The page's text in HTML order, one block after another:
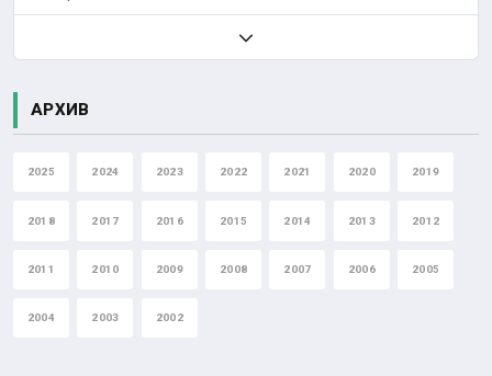
АРХИВ
2025 2024 2023 2022 2021 2020 2019
2018 2017 2016 2015 2014 2013 2012
2011 2010 2009 2008 2007 2006 2005
2004 2003 2002